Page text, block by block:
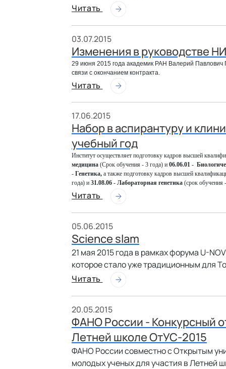
Читать
03.07.2015
Изменения в руководстве
29 июня 2015 года академик РАН Валерий Павлович
связи с окончанием контракта.
Читать
17.06.2015
Набор в аспирантуру и
учебный год
Институт осуществляет подготовку кадров высшей
медицина (Срок обучения - 3 года) и 06.06.01 -
- Генетика, а также подготовку кадров высшей
года) и 31.08.06 - Лабораторная генетика (срок обучения
Читать
05.06.2015
Science slam
21 мая 2015 года в рамках форума U-
которое стало уже традиционным для
Читать
20.05.2015
ФАНО России - Конкурсный
Летней школе ОтУС-2015
ФАНО России совместно с Открытым
молодых ученых для участия в Летней